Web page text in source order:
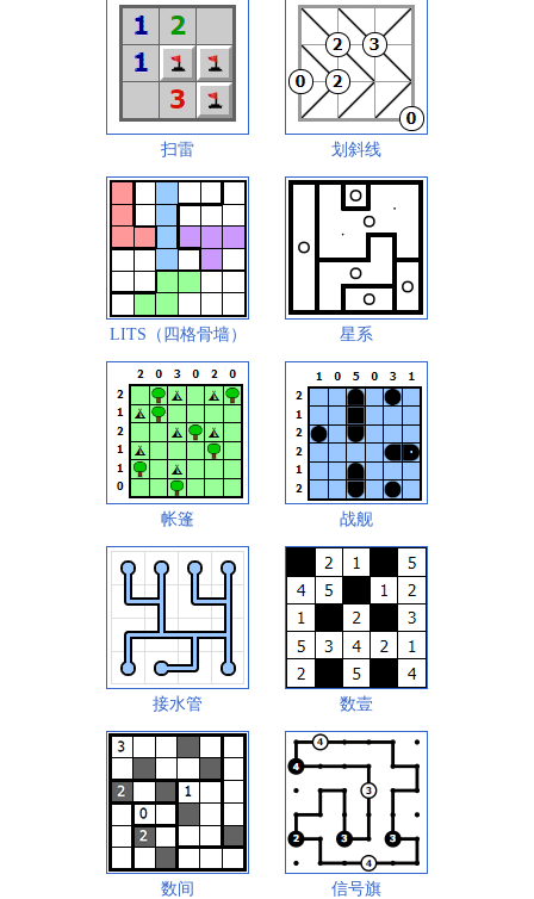
扫雷 划斜线
LITS（四格骨墙） 星系
帐篷 战舰
接水管 数壹
数间 信号旗